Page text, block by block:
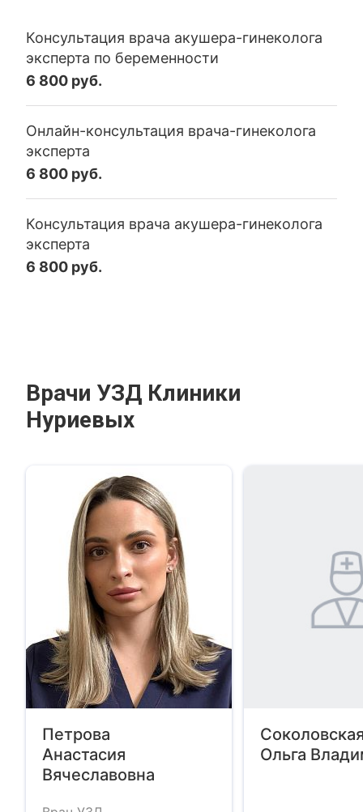
Консультация врача акушера-гинеколога
эксперта по беременности
6 800 руб.
Онлайн-консультация врача-гинеколога
эксперта
6 800 руб.
Консультация врача акушера-гинеколога
эксперта
6 800 руб.
Врачи УЗД Клиники
Нуриевых
Петрова
Анастасия
Вячеславовна
Ольга